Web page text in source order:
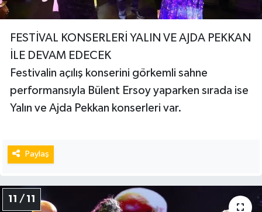
FESTİVAL KONSERLERİ YALIN VE AJDA PEKKAN
İLE DEVAM EDECEK
Festivalin açılış konserini görkemli sahne
performansıyla Bülent Ersoy yaparken sırada ise
Yalın ve Ajda Pekkan konserleri var.
Paylaş
11 / 11